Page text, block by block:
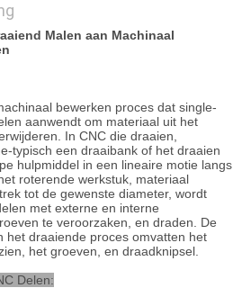
Malen aan Machinaal
bewerken proces dat single-
aanwendt om materiaal uit het
In CNC die draaien,
typisch een draaibank of het draaien
hulpmiddel in een lineaire motie langs
roterende werkstuk, materiaal
tot de gewenste diameter, wordt
met externe en interne
te veroorzaken, en draden. De
het draaiende proces omvatten het
het groeven, en draadknipsel.
Delen: